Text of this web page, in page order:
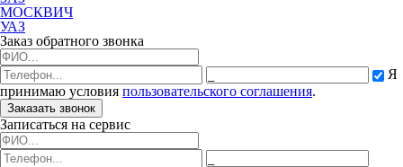
МОСКВИЧ
УАЗ
Заказ обратного звонка
Я
принимаю условия пользовательского соглашения.
Заказать звонок
Записаться на сервис